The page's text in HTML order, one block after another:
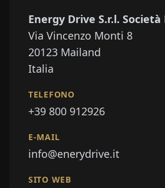
Energy Drive S.r.l.
Via Vincenzo Monti 8
20123 Mailand
Italia
TELEFONO
+39 800 912926
E-MAIL
info@enerydrive.it
SITO WEB